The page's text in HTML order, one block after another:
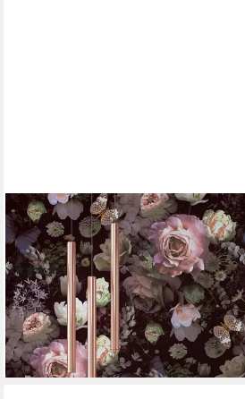
MARBURG
Fototapete Sea of Flowers, botanisch,
Wohnzimmer Schlafzimmer Küche
(2)
ab 18,90 € UVP36,95 €
-49%
lieferbar - in 3-4 Werktagen bei dir